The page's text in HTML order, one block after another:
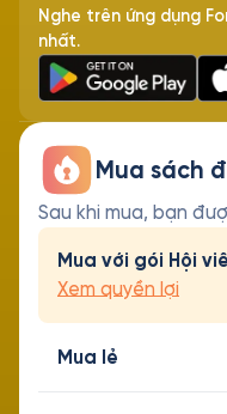
Nghe trên ứng dụng
nhất.
Mua sách
Sau khi mua, bạn
Mua với gói Hội
Xem quyền lợi
Mua lẻ